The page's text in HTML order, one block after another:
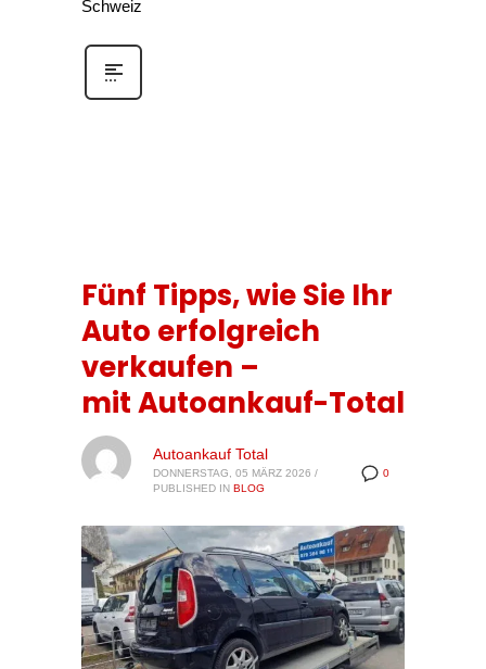
Schweiz
Fünf Tipps, wie Sie Ihr
Auto erfolgreich
verkaufen –
mit Autoankauf-Total
0
Autoankauf Total
DONNERSTAG, 05 MÄRZ 2026 /
PUBLISHED IN BLOG